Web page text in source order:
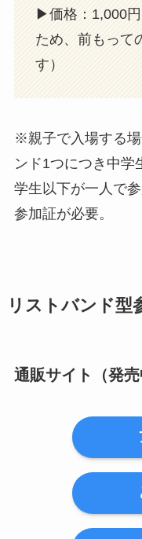
▶︎価格：1,000
ため、前もって
す）
※親子で入場する
ンド1つにつき中学
学生以下が一人で
参加証が必要。
リストバンド型
通販サイト（発売